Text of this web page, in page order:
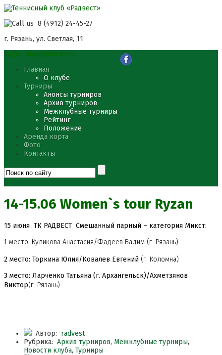
8 (4912) 24-45-27
г. Рязань, ул. Светлая, 11
Pages Navigation Menu
Главная
О клубе
Турниры
Анонсы турниров
Архив турниров
Межклубные турниры
Рейтинг
Положение
Аренда корта
Фото
Контакты
14-15.06 Women`s tour Ryzan
15 июня ТК​ РАДВЕСТ​ Cмешанный парный – категория Микст:
1 место: Куликова Анастасия/Фадеев Вадим (г. Рязань)
2 место: Торкина Юлия/Ковалев Евгений (г. Коломна)
3 место: Ларченко Татьяна (г. Архангельск)/Ахметзянов
Виктор(г. Рязань)
Автор: radvest
Рубрика: Архив турниров, Межклубные турниры,
Новости клуба, Турниры